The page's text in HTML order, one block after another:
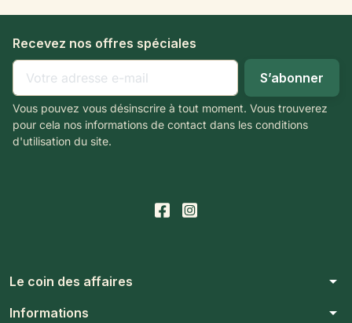
Recevez nos offres spéciales
Vous pouvez vous désinscrire à tout moment. Vous trouverez
pour cela nos informations de contact dans les conditions
d'utilisation du site.
Le coin des affaires arrow_drop_down
Informations arrow_drop_down